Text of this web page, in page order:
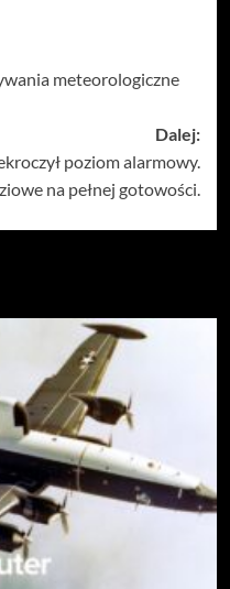
meteorologiczne
Dalej:
poziom alarmowy.
na pełnej gotowości.